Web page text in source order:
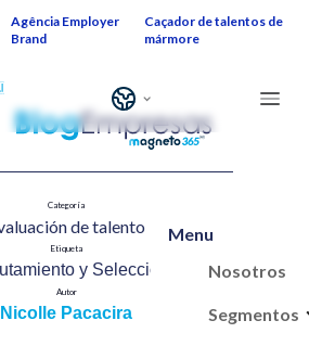
Agência Employer
Brand
Caçador de talentos de
mármore
Menu
Nosotros
Segmentos
Categoría
de talent​o
Etiqueta
y Selección​
Autor
Nicolle Pacacira